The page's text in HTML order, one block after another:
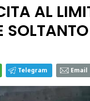
AL
Telegram Email